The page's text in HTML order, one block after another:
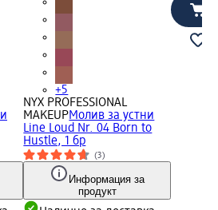
+5
NYX PROFESSIONAL
MAKEUPМолив за устни
Line Loud Nr. 04 Born to
Hustle, 1 бр
(3)
Информация за
продукт